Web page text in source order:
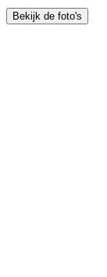
Bekijk de foto's